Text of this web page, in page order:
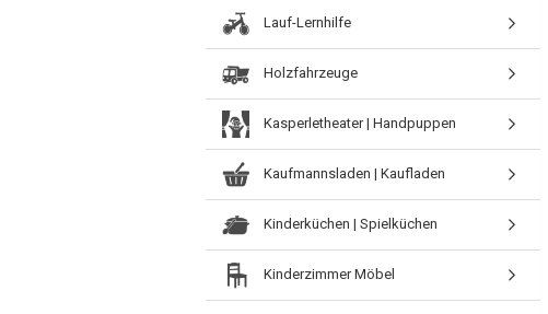
Lauf-Lernhilfe
Holzfahrzeuge
Kasperletheater | Handpuppen
Kaufmannsladen | Kaufladen
Kinderküchen | Spielküchen
Kinderzimmer Möbel